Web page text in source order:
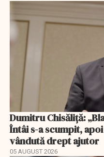
Dumitru Chisăliță:
Întâi s-a scumpit,
vândută drept ajutor
05 AUGUST 2026